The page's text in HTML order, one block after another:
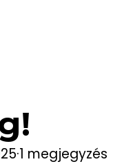
·1 megjegyzés